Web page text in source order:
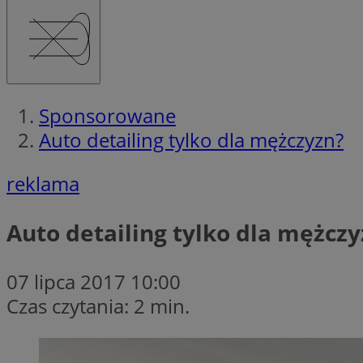
Sponsorowane
Auto detailing tylko dla mężczyzn?
reklama
Auto detailing tylko dla
07 lipca 2017 10:00
Czas czytania: 2 min.